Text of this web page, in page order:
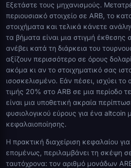
Εξετάστε τους μηχανισμούς.
περιουσιακό στοιχείο σε ARB, το
στοιχήματα και τελικά κάνετε
τα βήματα είναι μια στιγμή έκθεσης
ανέβει κατά τη διάρκεια του
αξίζουν περισσότερο σε όρους
ακόμα κι αν το στοιχηματικό σας
ισοσκελισμένο. Εάν πέσει, ισχύει
τιμής 20% στο ARB σε μια περίοδο
είναι μια υποθετική ακραία
φυσιολογικού εύρους για ένα altcoin
κεφαλαιοποίησης.
Η πρακτική διαχείριση κεφαλαίου
επομένως, περιλαμβάνει τη σκέψη
ταυτόχρονα: τον αριθμό μονάδων